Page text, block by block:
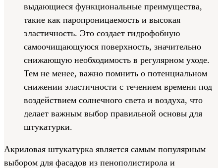
выдающиеся функциональные преимущества,
такие как паропроницаемость и высокая
эластичность. Это создает гидрофобную
самоочищающуюся поверхность, значительно
снижающую необходимость в регулярном уходе.
Тем не менее, важно помнить о потенциальном
снижении эластичности с течением времени под
воздействием солнечного света и воздуха, что
делает важным выбор правильной основы для
штукатурки.
Акриловая штукатурка является самым популярным
выбором для фасадов из пенополистирола и